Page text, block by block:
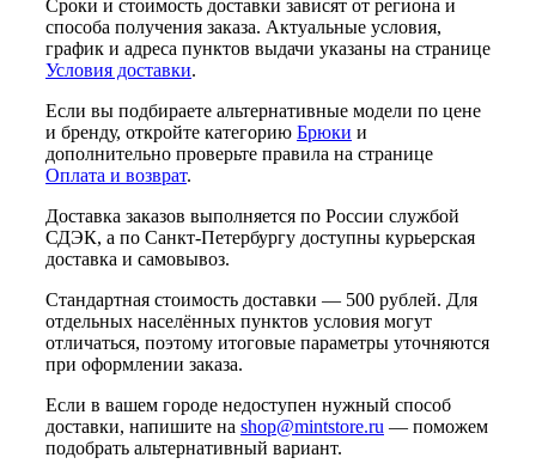
Сроки и стоимость доставки зависят от региона и
способа получения заказа. Актуальные условия,
график и адреса пунктов выдачи указаны на странице
Условия доставки.
Если вы подбираете альтернативные модели по цене
и бренду, откройте категорию Брюки и
дополнительно проверьте правила на странице
Оплата и возврат.
Доставка заказов выполняется по России службой
СДЭК, а по Санкт-Петербургу доступны курьерская
доставка и самовывоз.
Стандартная стоимость доставки — 500 рублей. Для
отдельных населённых пунктов условия могут
отличаться, поэтому итоговые параметры уточняются
при оформлении заказа.
Если в вашем городе недоступен нужный способ
доставки, напишите на shop@mintstore.ru — поможем
подобрать альтернативный вариант.